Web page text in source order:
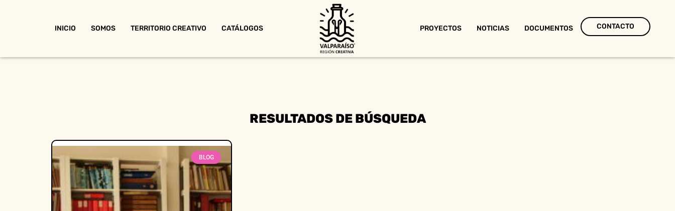
INICIO SOMOS TERRITORIO CREATIVO CATÁLOGOS PROYECTOS NOTICIAS DOCUMENTOS CONTACTO
RESULTADOS DE BÚSQUEDA
BLOG